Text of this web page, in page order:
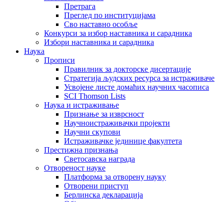
Претрага
Преглед по институцијама
Сво наставно особље
Конкурси за избор наставника и сарадника
Избори наставника и сарадника
Наука
Прописи
Правилник за докторске дисертације
Стратегија људских ресурса за истраживаче
Усвојене листе домаћих научних часописа
SCI Thomson Lists
Наука и истраживање
Признање за изврсност
Научноистраживачки пројекти
Научни скупови
Истраживачке јединице факултета
Престижна признања
Светосавска награда
Отвореност науке
Платформа за отворену науку
Отворени приступ
Берлинска декларација